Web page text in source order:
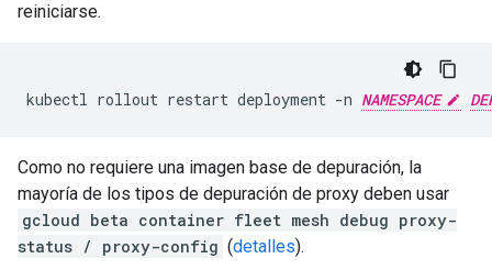
reiniciarse.
kubectl rollout restart deployment -n NAMESPACE
Como no requiere una imagen base de depuración, la
mayoría de los tipos de depuración de proxy deben usar
gcloud beta container fleet mesh debug proxy-
status / proxy-config (detalles).